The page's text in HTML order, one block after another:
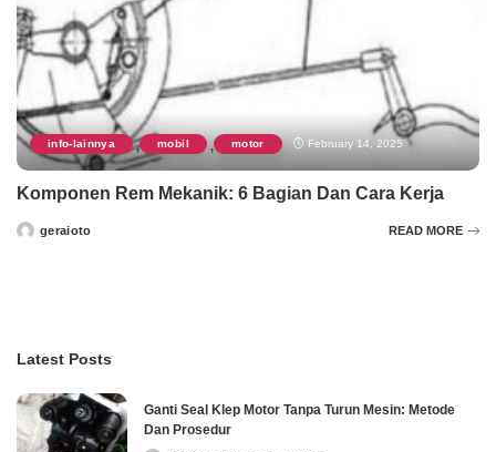
info-lainnya , mobil , motor February 14, 2025
Komponen Rem Mekanik: 6 Bagian Dan Cara Kerja
Postedgeraioto READ MORE
Latest Posts
Ganti Seal Klep Motor Tanpa Turun Mesin: Metode
Dan Prosedur